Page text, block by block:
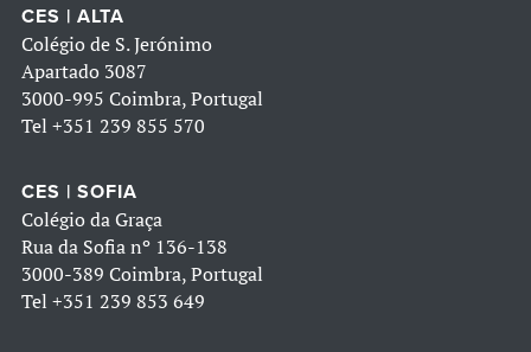
CES | ALTA
Colégio de S. Jerónimo
Apartado 3087
3000-995 Coimbra, Portugal
Tel +351 239 855 570
CES | SOFIA
Colégio da Graça
Rua da Sofia nº 136-138
3000-389 Coimbra, Portugal
Tel +351 239 853 649